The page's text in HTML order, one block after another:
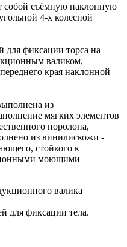
собой съёмную наклонную
4-х колесной
для фиксации торса на
валиком,
края наклонной
из
мягких элементов
поролона,
из винилискожи -
стойкого к
моющими
валика
для фиксации тела.